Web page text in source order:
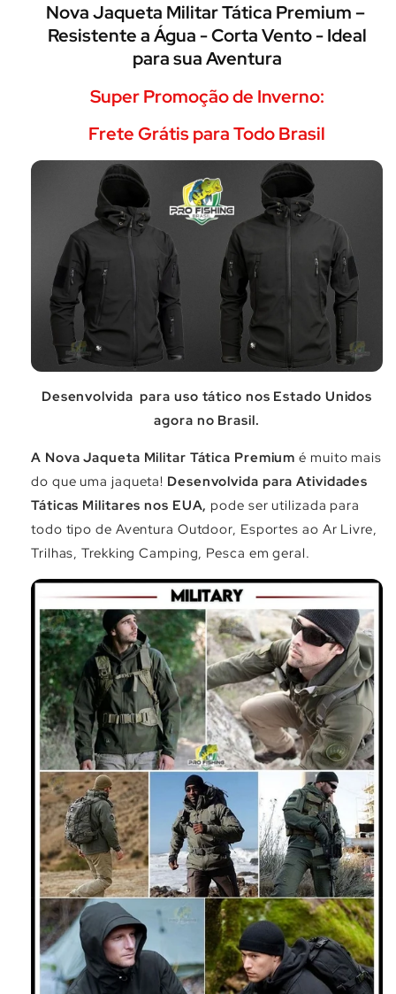
Nova Jaqueta Militar Tática Premium –
Resistente a Água - Corta Vento - Ideal
para sua Aventura
Super Promoção de Inverno:
Frete Grátis para Todo Brasil
Desenvolvida para uso tático nos Estado Unidos
agora no Brasil.
A Nova Jaqueta Militar Tática Premium é muito mais
do que uma jaqueta! Desenvolvida para Atividades
Táticas Militares nos EUA, pode ser utilizada para
todo tipo de Aventura Outdoor, Esportes ao Ar Livre,
Trilhas, Trekking Camping, Pesca em geral.